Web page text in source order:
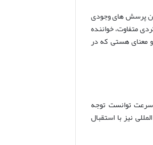
پرسش های وجودی
متفاوت، خواننده
معنای هستی که در
شاعر اوکراینی، در سال ۲۰۱۲ منتشر شد و به سرعت توانست توجه
نیز با استقبال